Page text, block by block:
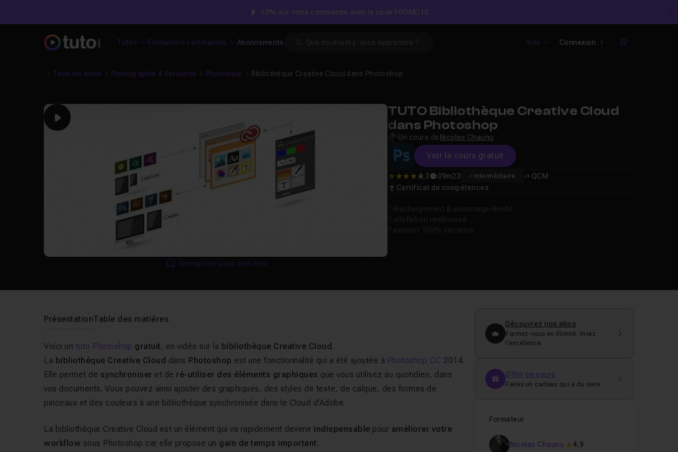
-10% sur votre commande avec le code PROMO10
Tutos Formations certifiantes Abonnements Aide Connexion
Panier
Tous les tutos Photographie & Retouche Photoshop Bibliothèque Creative Cloud dans Photoshop
Play
Enregistrer pour plus tard
TUTO Bibliothèque Creative Cloud
dans Photoshop
Un cours de Nicolas Chaunu
Voir le cours gratuit
4.3333333333333
4,3 09m23 Intermédiaire
QCM
Certificat de compétences
PrésentationTable des matières
Voici un tuto Photoshop gratuit , en vidéo sur la bibliothèque Creative Cloud .
La bibliothèque Creative Cloud dans Photoshop est une fonctionnalité qui a été ajoutée à Photoshop CC 2014.
Elle permet de synchroniser et de ré-utiliser des éléments graphiques que vous utilisez au quotidien, dans
vos documents. Vous pouvez ainsi ajouter des graphiques, des styles de texte, de calque, des formes de
pinceaux et des couleurs à une bibliothèque synchronisée dans le Cloud d'Adobe.
La bibliothèque Creative Cloud est un élément qui va rapidement devenir indispensable pour améliorer votre
workflow sous Photoshop car elle propose un gain de temps important.
Découvrez nos abos
Formez-vous en illimité. Visez
l’excellence.
Offrir ce cours
Faites un cadeau qui a du sens.
Formateur
Nicolas Chaunu 4,9